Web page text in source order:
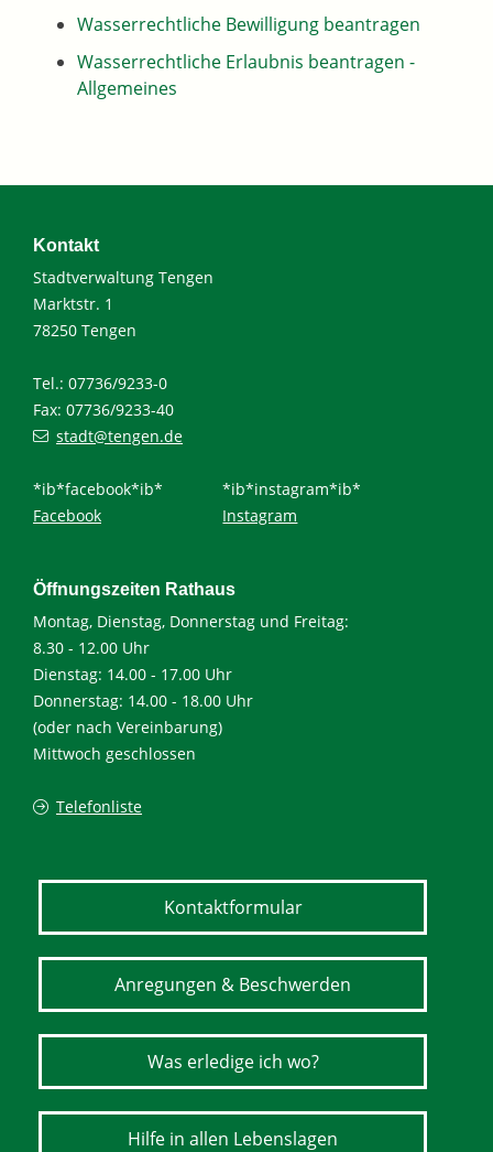
Wasserrechtliche Bewilligung beantragen
Wasserrechtliche Erlaubnis beantragen -
Allgemeines
Kontakt
Stadtverwaltung Tengen
Marktstr. 1
78250 Tengen
Tel.: 07736/9233-0
Fax: 07736/9233-40
stadt@tengen.de
*ib*facebook*ib*
Facebook
*ib*instagram*ib*
Instagram
Öffnungszeiten Rathaus
Montag, Dienstag, Donnerstag und Freitag:
8.30 - 12.00 Uhr
Dienstag: 14.00 - 17.00 Uhr
Donnerstag: 14.00 - 18.00 Uhr
(oder nach Vereinbarung)
Mittwoch geschlossen
Telefonliste
Kontaktformular
Anregungen & Beschwerden
Was erledige ich wo?
Hilfe in allen Lebenslagen